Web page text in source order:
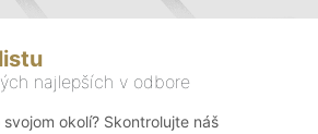
najlepších v odbore
okolí? Skontrolujte náš